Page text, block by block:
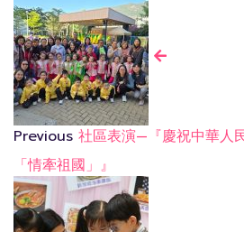
Previous 社區表演—『慶祝中華人
「情牽祖國」』